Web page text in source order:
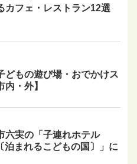
カフェ・レストラン12選
どもの遊び場・おでかけス
・外】
六実の「子連れホテル
泊まれるこどもの国〕」に